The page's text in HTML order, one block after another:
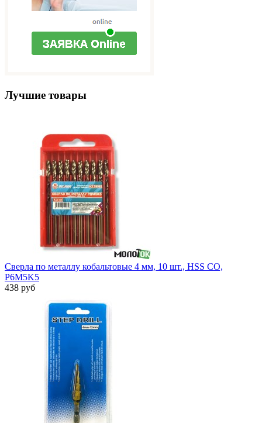
Лучшие товары
Сверла по металлу кобальтовые 4 мм, 10 шт., HSS CO,
P6M5K5
438 руб